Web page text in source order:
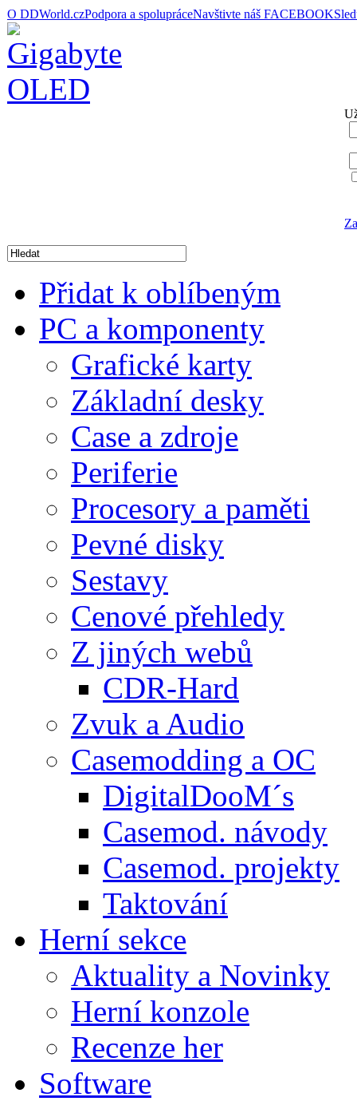
O DDWorld.czPodpora a spolupráceNavštivte náš FACEBOOK
Přidat k oblíbeným
PC a komponenty
Grafické karty
Základní desky
Case a zdroje
Periferie
Procesory a paměti
Pevné disky
Sestavy
Cenové přehledy
Z jiných webů
CDR-Hard
Zvuk a Audio
Casemodding a OC
DigitalDooM´s
Casemod. návody
Casemod. projekty
Taktování
Herní sekce
Aktuality a Novinky
Herní konzole
Recenze her
Software